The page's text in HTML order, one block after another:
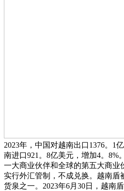
2023年，中国对越南出口1376。1
南进口921。8亿美元，增加4。8%
一大商业伙伴和全球的第五大商业
实行外汇管制，不成兑换。越南盾
货泉之一。2023年6月30日，越南